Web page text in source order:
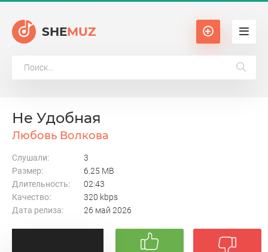
SHEMUZ
Не Удобная
Любовь Волкова
Слушали:
3
Размер:
6.25 MB
Длительность:
02:43
Качество:
320 kbps
Дата релиза:
26 май 2026